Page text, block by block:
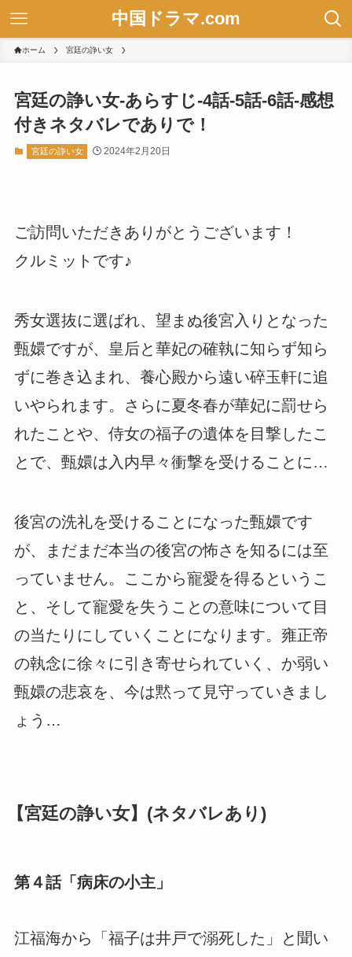
中国ドラマ.com
ホーム 宮廷の諍い女
宮廷の諍い女-あらすじ-4話-5話-6話-感想
付きネタバレでありで！
宮廷の諍い女 2024年2月20日
ご訪問いただきありがとうございます！
クルミットです♪
秀女選抜に選ばれ、望まぬ後宮入りとなった
甄嬛ですが、皇后と華妃の確執に知らず知ら
ずに巻き込まれ、養心殿から遠い碎玉軒に追
いやられます。さらに夏冬春が華妃に罰せら
れたことや、侍女の福子の遺体を目撃したこ
とで、甄嬛は入内早々衝撃を受けることに…
後宮の洗礼を受けることになった甄嬛です
が、まだまだ本当の後宮の怖さを知るには至
っていません。ここから寵愛を得るというこ
と、そして寵愛を失うことの意味について目
の当たりにしていくことになります。雍正帝
の執念に徐々に引き寄せられていく、か弱い
甄嬛の悲哀を、今は黙って見守っていきまし
ょう…
【宮廷の諍い女】(ネタバレあり)
第４話「病床の小主」
江福海から「福子は井戸で溺死した」と聞い